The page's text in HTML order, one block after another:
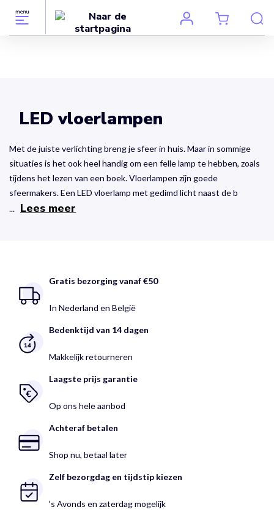
LED vloerlampen
Met de juiste verlichting breng je sfeer in huis. Maar in sommige
situaties is het ook heel handig om een felle lamp te hebben, zoals
tijdens het lezen van een boek. Vloerlampen zijn goede
sfeermakers. Een LED vloerlamp met gedimd licht naast de b
... Lees meer
Gratis bezorging vanaf €50
In Nederland en België
Bedenktijd van 14 dagen
Makkelijk retourneren
Laagste prijs garantie
Op ons hele aanbod
Achteraf betalen
Shop nu, betaal later
Zelf bezorgdag en tijdstip kiezen
‘s Avonds en zaterdag mogelijk